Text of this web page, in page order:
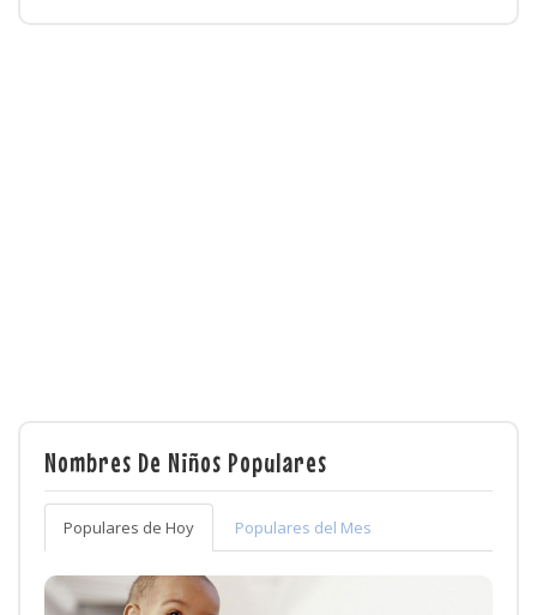
Nombres De Niños Populares
Populares de Hoy Populares del Mes